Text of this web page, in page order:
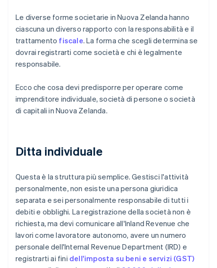
Le diverse forme societarie in Nuova Zelanda hanno
ciascuna un diverso rapporto con la responsabilità e il
trattamento fiscale. La forma che scegli determina se
dovrai registrarti come società e chi è legalmente
responsabile.
Ecco che cosa devi predisporre per operare come
imprenditore individuale, società di persone o società
di capitali in Nuova Zelanda.
Ditta individuale
Questa è la struttura più semplice. Gestisci l'attività
personalmente, non esiste una persona giuridica
separata e sei personalmente responsabile di tutti i
debiti e obblighi. La registrazione della società non è
richiesta, ma devi comunicare all'Inland Revenue che
lavori come lavoratore autonomo, avere un numero
personale dell'Internal Revenue Department (IRD) e
registrarti ai fini dell'imposta su beni e servizi (GST)